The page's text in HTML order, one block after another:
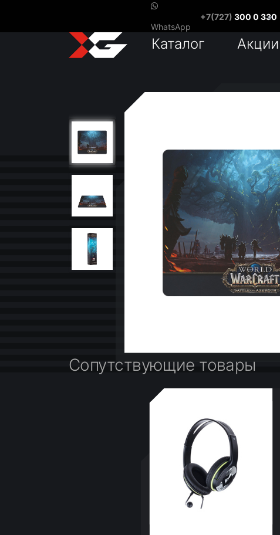
WhatsApp
+7(727) 300 0 330
Каталог Акции
Сопутствующие товары